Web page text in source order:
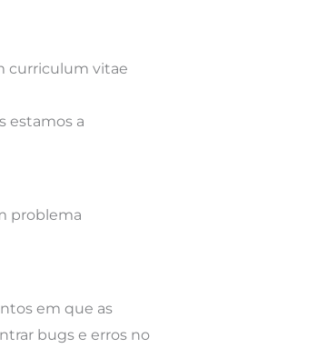
curriculum vitae
estamos a
problema
em que as
bugs e erros no